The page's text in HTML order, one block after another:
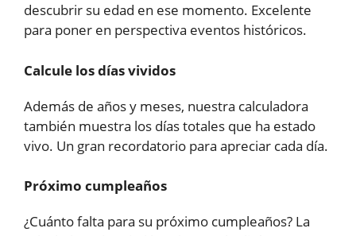
descubrir su edad en ese momento. Excelente
para poner en perspectiva eventos históricos.
Calcule los días vividos
Además de años y meses, nuestra calculadora
también muestra los días totales que ha estado
vivo. Un gran recordatorio para apreciar cada día.
Próximo cumpleaños
¿Cuánto falta para su próximo cumpleaños? La